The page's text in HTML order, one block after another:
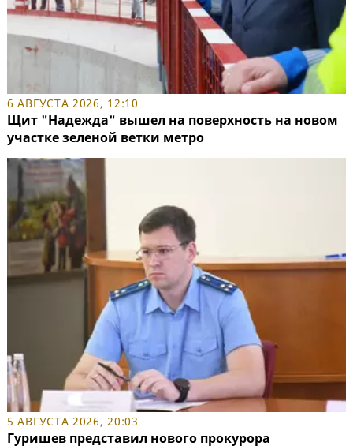
6 АВГУСТА 2026, 12:10
Щит "Надежда" вышел на поверхность на новом
участке зеленой ветки метро
5 АВГУСТА 2026, 20:03
Гуришев представил нового прокурора